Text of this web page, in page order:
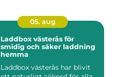
05. aug
Laddbox västerås för
smidig och säker laddning
hemma
Laddbox västerås har blivit